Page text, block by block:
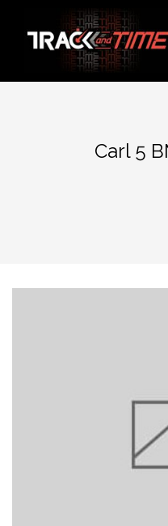
contenu
Carl 5